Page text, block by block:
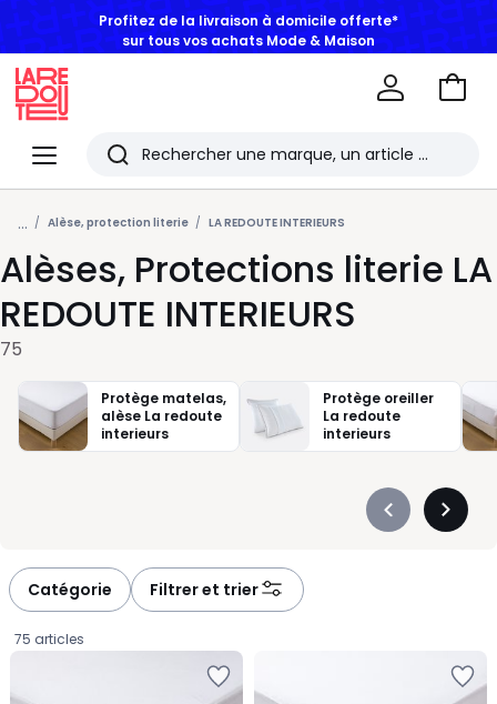
BONS PLANS | Jusqu'à -50% dès 2 articles*
Menu
Redoute
Rechercher
Les
derniers
articles
consultés
Aller
... Alèse, protection literie LA REDOUTE INTERIEURS
Alèses, Protections literie LA
REDOUTE INTERIEURS
75
Protège matelas,
alèse La redoute
interieurs
Protège oreiller
La redoute
interieurs
Précédent
Catégorie Filtrer et trier
75 articles